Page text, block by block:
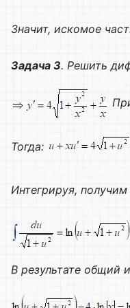
Значит, искомое
Задача 3. Решить
Тогда:
Интегрируя,
В результате общий